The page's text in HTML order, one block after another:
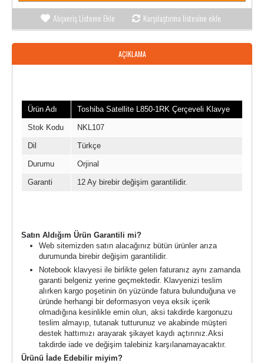
Alışveriş Listeme Ekle Karşılaştırma listesine ekle
AÇIKLAMA
Ürün Adı Toshiba Satellite L850-1RK Çerçeveli Klavye
Stok Kodu NKL107
Dil Türkçe
Durumu Orjinal
Garanti 12 Ay birebir değişim garantilidir.
Satın Aldığım Ürün Garantili mi?
Web sitemizden satın alacağınız bütün ürünler arıza
durumunda birebir değişim garantilidir.
Notebook klavyesi ile birlikte gelen faturanız aynı zamanda
garanti belgeniz yerine geçmektedir. Klavyenizi teslim
alırken kargo poşetinin ön yüzünde fatura bulunduğuna ve
üründe herhangi bir deformasyon veya eksik içerik
olmadığına kesinlikle emin olun, aksi takdirde kargonuzu
teslim almayıp, tutanak tutturunuz ve akabinde müşteri
destek hattımızı arayarak şikayet kaydı açtırınız. Aksi
takdirde iade ve değişim talebiniz karşılanamayacaktır.
Ürünü İade Edebilir miyim?